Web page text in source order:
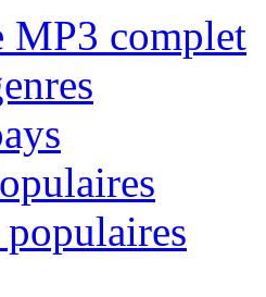
MP3 complet